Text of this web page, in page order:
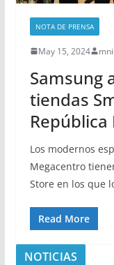
NOTA DE PRENSA
May 15, 2024
Samsung
tiendas
Los modernos
Megacentro
Store en los que
Read More
NOTICIAS